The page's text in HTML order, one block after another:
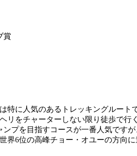
賞
特に人気のあるトレッキングルート
をチャーターしない限り徒歩で行
プを目指すコースが一番人気です
6位の高峰チョー・オユーの方向に